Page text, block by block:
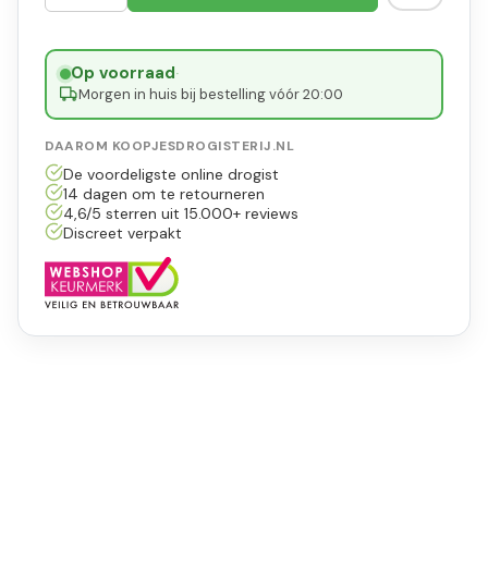
Op voorraad·
Morgen in huis bij bestelling vóór 20:00
DAAROM KOOPJESDROGISTERIJ.NL
De voordeligste online drogist
14 dagen om te retourneren
4,6/5 sterren uit 15.000+ reviews
Discreet verpakt